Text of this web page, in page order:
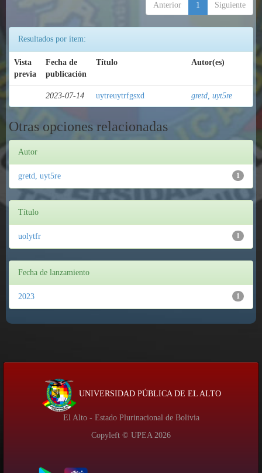
Anterior 1 Siguiente
Resultados por ítem:
Vista
previa
Fecha de
publicación
Título Autor(es)
2023-07-14 uytreuytrfgsxd gretd, uyt5re
Otras opciones relacionadas
Autor
1
gretd, uyt5re
Título
1
uolytfr
Fecha de lanzamiento
1
2023
UNIVERSIDAD PÚBLICA DE EL ALTO
El Alto - Estado Plurinacional de Bolivia
Copyleft © UPEA 2026